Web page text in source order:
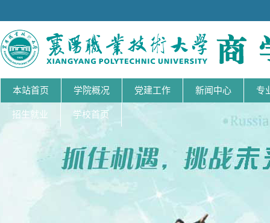
本站首页 学院概况 党建工作 新闻中心 专
招生就业 学校首页